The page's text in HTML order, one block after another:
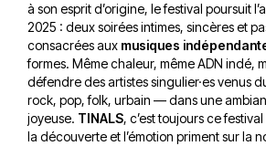
à son esprit d’origine, le festival poursuit
2025 : deux soirées intimes, sincères et
consacrées aux musiques
formes. Même chaleur, même ADN indé,
défendre des artistes singulier·es venus
rock, pop, folk, urbain — dans une
joyeuse. TINALS, c’est toujours ce
la découverte et l’émotion priment sur la